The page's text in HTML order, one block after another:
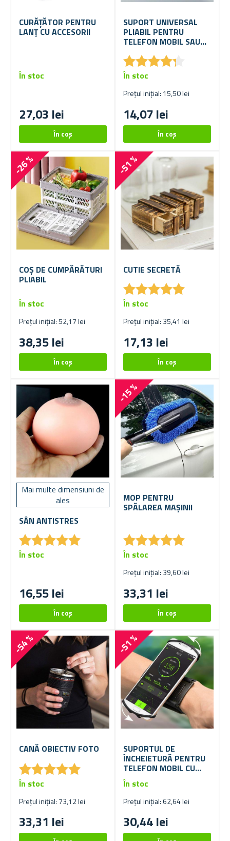
CURĂȚĂTOR PENTRU
LANȚ CU ACCESORII
27,03 lei
În stoc
SUPORT UNIVERSAL
PLIABIL PENTRU
TELEFON MOBIL SAU
★★★★★
★★★★★
Prețul inițial: 15,50 lei
14,07 lei
În stoc
-26 %
COȘ DE CUMPĂRĂTURI
PLIABIL
Prețul inițial: 52,17 lei
38,35 lei
În stoc
-51 %
CUTIE SECRETĂ
★★★★★
★★★★★
Prețul inițial: 35,41 lei
17,13 lei
În stoc
Mai multe dimensiuni de
ales
SÂN ANTISTRES
★★★★★
★★★★★
16,55 lei
În stoc
-15 %
MOP PENTRU
SPĂLAREA MAȘINII
★★★★★
★★★★★
Prețul inițial: 39,60 lei
33,31 lei
În stoc
-54 %
CANĂ OBIECTIV FOTO
★★★★★
★★★★★
Prețul inițial: 73,12 lei
33,31 lei
În stoc
-51 %
SUPORTUL DE
ÎNCHEIETURĂ PENTRU
TELEFON MOBIL CU
ROTIRE
Prețul inițial: 62,64 lei
30,44 lei
În stoc